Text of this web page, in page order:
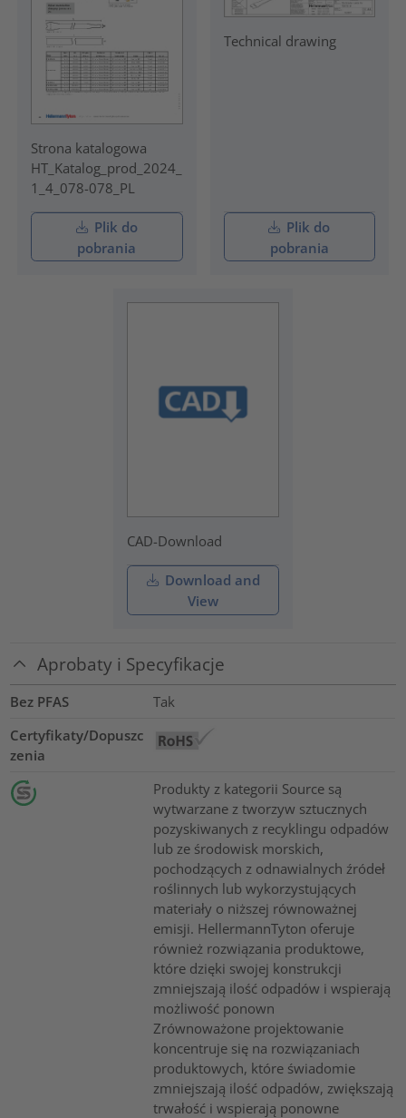
Strona katalogowa
HT_Katalog_prod_2024_
1_4_078-078_PL
Plik do
pobrania
Technical drawing
Plik do
pobrania
CAD-Download
Download and
View
Aprobaty i Specyfikacje
Bez PFAS
Tak
Certyfikaty/Dopuszc
zenia
Produkty z kategorii Source są
wytwarzane z tworzyw sztucznych
pozyskiwanych z recyklingu odpadów
lub ze środowisk morskich,
pochodzących z odnawialnych źródeł
roślinnych lub wykorzystujących
materiały o niższej równoważnej
emisji. HellermannTyton oferuje
również rozwiązania produktowe,
które dzięki swojej konstrukcji
zmniejszają ilość odpadów i wspierają
możliwość ponown
Zrównoważone projektowanie
koncentruje się na rozwiązaniach
produktowych, które świadomie
zmniejszają ilość odpadów, zwiększają
trwałość i wspierają ponowne